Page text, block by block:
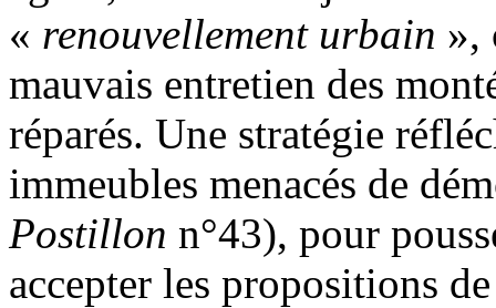
« renouvellement urbain »,
mauvais entretien des
réparés. Une stratégie
immeubles menacés de
Postillon n°43), pour
accepter les propositions